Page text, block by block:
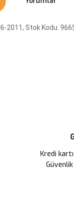
2011, Stok Kodu:
Kredi